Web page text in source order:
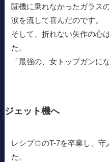
闘機に乗れなかったガラス
涙を流して喜んだのです。
そして、折れない矢作の心
た。
「最強の、女トップガンに
ジェット機へ
レシプロのT-7を卒業し、
た。